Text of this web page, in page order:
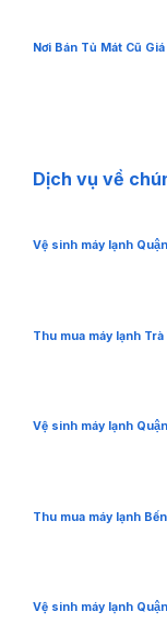
Nơi Bán Tủ Mát Cũ
Dịch vụ về
Vệ sinh máy lạnh
Thu mua máy lạnh
Vệ sinh máy lạnh
Thu mua máy lạnh
Vệ sinh máy lạnh